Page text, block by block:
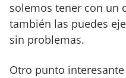
solemos tener con un
también las puedes
sin problemas.
Otro punto